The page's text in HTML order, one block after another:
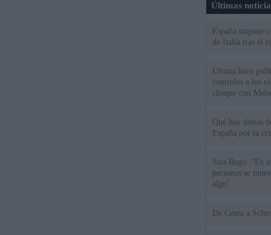
Últimas
España impone
de Italia tras el
Última hora
controles a los
choque con
Qué hay detrás
España por la
Sira Rego: "Es
personas se
algo"
De